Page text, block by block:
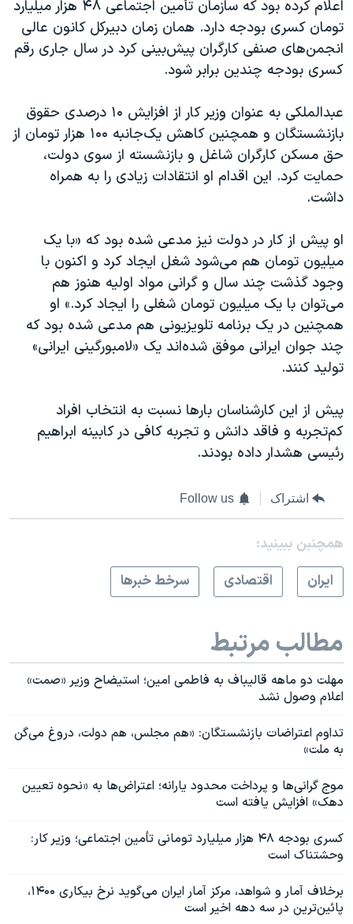
اعلام کرده بود که سازمان تأمین اجتماعی ۴۸ هزار میلیارد
تومان کسری بودجه دارد. همان زمان دبیرکل کانون عالی
انجمن‌های صنفی کارگران پیش‌بینی کرد در سال جاری رقم
کسری بودجه چندین برابر شود.
عبدالملکی به عنوان وزیر کار از افزایش ۱۰ درصدی حقوق
بازنشستگان و همچنین کاهش یک‌جانبه ۱۰۰ هزار تومان از
حق مسکن کارگران شاغل و بازنشسته از سوی دولت،
حمایت کرد. این اقدام او انتقادات زیادی را به همراه
داشت.
او پیش از کار در دولت نیز مدعی شده بود که «با یک
میلیون تومان هم می‌شود شغل ایجاد کرد و اکنون با
وجود گذشت چند سال و گرانی مواد اولیه هنوز هم
می‌توان با یک میلیون تومان شغلی را ایجاد کرد.» او
همچنین در یک برنامه تلویزیونی هم مدعی شده بود که
چند جوان ایرانی موفق شده‌اند یک «لامبورگینی ایرانی»
تولید کنند.
پیش از این کارشناسان بارها نسبت به انتخاب افراد
کم‌تجربه و فاقد دانش و تجربه کافی در کابینه ابراهیم
رئیسی هشدار داده بودند.
اشتراک Follow us
همچنبن ببینید:
ايران
اقتصادی سرخط خبرها
مطالب مرتبط
مهلت دو ماهه قالیباف به فاطمی امین؛ استیضاح وزیر «صمت»
اعلام وصول نشد
تداوم اعتراضات بازنشستگان: «هم مجلس، هم دولت، دروغ می‌گن
به ملت»
موج گرانی‌ها و پرداخت محدود یارانه؛ اعتراض‌ها به «نحوه تعیین
دهک» افزایش یافته است
کسری بودجه ۴۸ هزار میلیارد تومانی تأمین اجتماعی؛ وزیر کار:
وحشتناک است
برخلاف آمار و شواهد، مرکز آمار ایران می‌گوید نرخ بیکاری ۱۴۰۰،
پائین‌ترین در سه دهه اخیر است